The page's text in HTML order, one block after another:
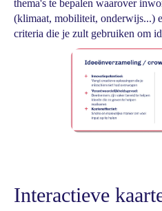
thema's te bepalen waarover
(klimaat, mobiliteit, onderwijs...)
criteria die je zult gebruiken om
Interactieve